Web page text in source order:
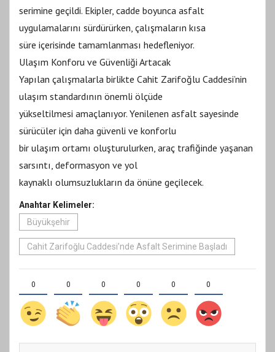
serimine geçildi. Ekipler, cadde boyunca asfalt
uygulamalarını sürdürürken, çalışmaların kısa
süre içerisinde tamamlanması hedefleniyor.
Ulaşım Konforu ve Güvenliği Artacak
Yapılan çalışmalarla birlikte Cahit Zarifoğlu Caddesi’nin
ulaşım standardının önemli ölçüde
yükseltilmesi amaçlanıyor. Yenilenen asfalt sayesinde
sürücüler için daha güvenli ve konforlu
bir ulaşım ortamı oluşturulurken, araç trafiğinde yaşanan
sarsıntı, deformasyon ve yol
kaynaklı olumsuzlukların da önüne geçilecek.
Anahtar Kelimeler:
Büyükşehir
Cahit Zarifoğlu Caddesi’nde Asfalt Serimine Başladı
0 0 0 0 0 0